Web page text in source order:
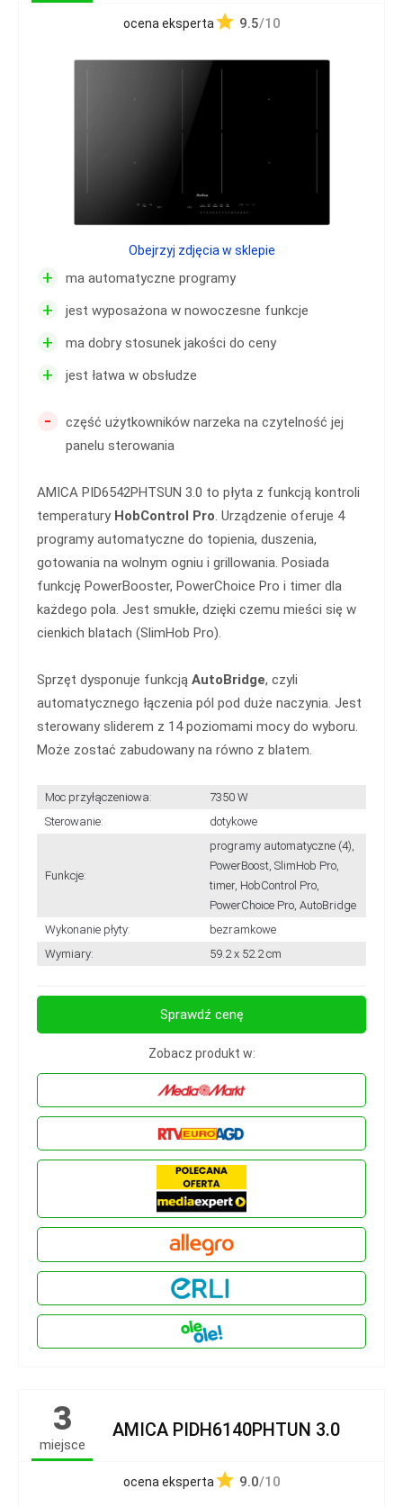
ocena eksperta 9.5/10
+ ma automatyczne programy
+ jest wyposażona w nowoczesne funkcje
+ ma dobry stosunek jakości do ceny
+ jest łatwa w obsłudze
-
część użytkowników narzeka na czytelność jej
panelu sterowania
AMICA PID6542PHTSUN 3.0 to płyta z funkcją kontroli
temperatury HobControl Pro. Urządzenie oferuje 4
programy automatyczne do topienia, duszenia,
gotowania na wolnym ogniu i grillowania. Posiada
funkcję PowerBooster, PowerChoice Pro i timer dla
każdego pola. Jest smukłe, dzięki czemu mieści się w
cienkich blatach (SlimHob Pro).
Sprzęt dysponuje funkcją AutoBridge, czyli
automatycznego łączenia pól pod duże naczynia. Jest
sterowany sliderem z 14 poziomami mocy do wyboru.
Może zostać zabudowany na równo z blatem.
Moc przyłączeniowa:
7350 W
Sterowanie:
dotykowe
Funkcje:
programy automatyczne (4),
PowerBoost, SlimHob Pro,
timer, HobControl Pro,
PowerChoice Pro, AutoBridge
Wykonanie płyty:
bezramkowe
Wymiary:
59.2 x 52.2 cm
Obejrzyj zdjęcia w sklepie
Sprawdź cenę
Zobacz produkt w:
3
miejsce
AMICA PIDH6140PHTUN 3.0
ocena eksperta 9.0/10